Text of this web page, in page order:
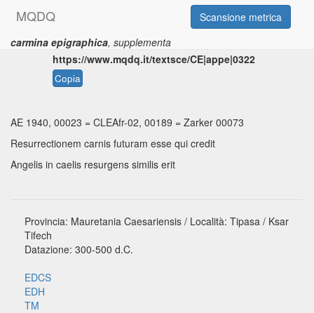
MQDQ
Scansione metrica
carmina epigraphica, supplementa
Permalink:
https://www.mqdq.it/textsce/CE|appe|0322
Copia
AE 1940, 00023 = CLEAfr-02, 00189 = Zarker 00073
Resurrectionem carnis futuram esse qui credit
Angelis in caelis resurgens similis erit
Provincia: Mauretania Caesariensis / Località: Tipasa / Ksar
Tifech
Datazione: 300-500 d.C.
EDCS
EDH
TM